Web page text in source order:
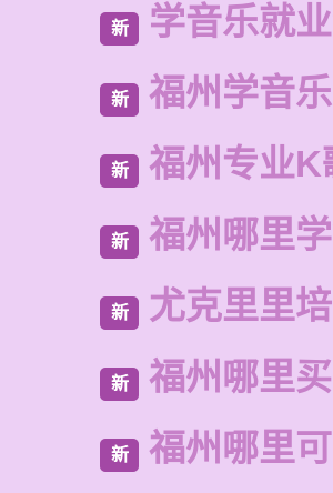
新 学音乐就
新 福州学音
新 福州专业K
新 福州哪里
新 尤克里里
新 福州哪里
新 福州哪里